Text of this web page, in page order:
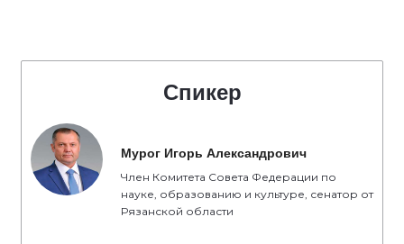
Спикер
Мурог Игорь Александрович
Член Комитета Совета Федерации по
науке, образованию и культуре, сенатор от
Рязанской области